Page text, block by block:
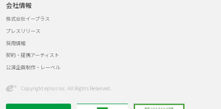
会社情報
株式会社イープラス
プレスリリース
採用情報
契約・提携アーティスト
公演企画制作・レーベル
Copyright eplus inc. All Rights Reserved.